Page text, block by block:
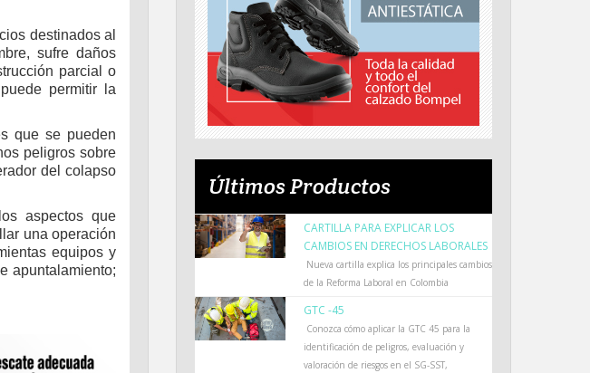
destinados al
sufre daños
parcial o
permitir la
que se pueden
peligros sobre
del colapso
aspectos que
una operación
equipos y
apuntalamiento;
Últimos Productos
CARTILLA PARA EXPLICAR LOS
CAMBIOS EN DERECHOS LABORALES
Nueva cartilla explica los principales cambios
de la Reforma Laboral en Colombia
GTC -45
Conozca cómo aplicar la GTC 45 para la
identificación de peligros, evaluación y
valoración de riesgos en el SG-SST,